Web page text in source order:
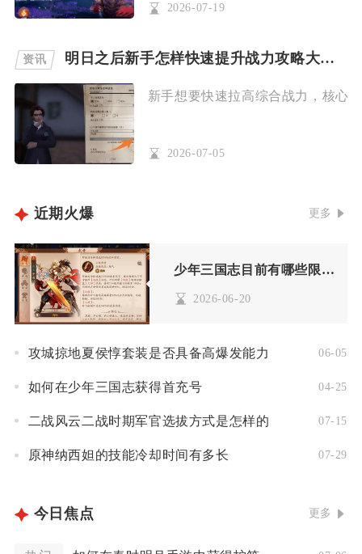
2026-07-19
资讯 明日之后新手怎样快速提升战力攻略大全来啦
新手想要快速拉高综合战力，核心
2026-07-05
近期火爆 更多
少年三国志目前有哪些限量活动
2026-06-20
攻城掠地夏侯惇套装是否具备高爆发能力 06-05
如何在少年三国志获得首充号 04-25
二战风云二战时期军官选拔方式是怎样的 07-15
原神纳西妲的技能冷却时间有多长 07-29
今日焦点 更多